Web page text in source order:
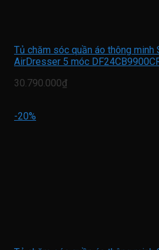
Tủ chăm sóc quần áo thông minh
AirDresser 5 móc
30.790.000₫
-20%